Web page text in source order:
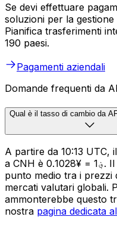
Se devi effettuare
soluzioni per la
Pianifica trasferimenti
190 paesi.
Pagamenti aziendali
Domande frequenti da
Qual è il tasso di cambio da
A partire da 10:13 UTC,
a CNH è ؋1 = ¥0.1028. Il tasso medio di mercato è il
punto medio tra i prezzi
mercati valutari globali.
ammonterebbe questo
nostra pagina dedicata